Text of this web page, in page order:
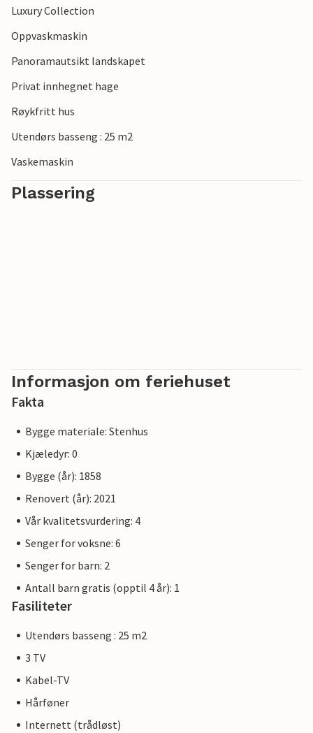
Luxury Collection
Oppvaskmaskin
Panoramautsikt landskapet
Privat innhegnet hage
Røykfritt hus
Utendørs basseng : 25 m2
Vaskemaskin
Plassering
Informasjon om feriehuset
Fakta
Bygge materiale: Stenhus
Kjæledyr: 0
Bygge (år): 1858
Renovert (år): 2021
Vår kvalitetsvurdering: 4
Senger for voksne: 6
Senger for barn: 2
Antall barn gratis (opptil 4 år): 1
Fasiliteter
Utendørs basseng : 25 m2
3 TV
Kabel-TV
Hårføner
Internett (trådløst)